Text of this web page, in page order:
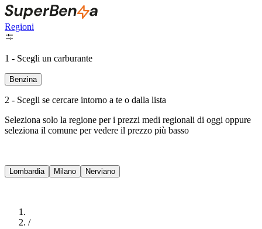
Regioni
1 - Scegli un carburante
Benzina
2 - Scegli se cercare intorno a te o dalla lista
Seleziona solo la regione per i prezzi medi regionali di oggi oppure
seleziona il comune per vedere il prezzo più basso
Lombardia Milano Nerviano
/